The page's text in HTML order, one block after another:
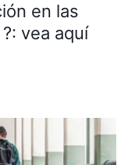
en las
vea aquí